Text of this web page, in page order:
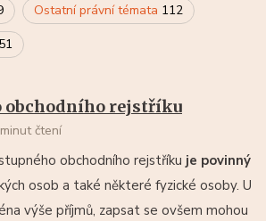
Ostatní právní témata 112
obchodního rejstříku
čtení
obchodního rejstříku je povinný
osob a také některé fyzické osoby. U
výše příjmů, zapsat se ovšem mohou